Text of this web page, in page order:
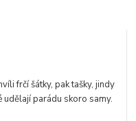
frčí šátky, pak tašky, jindy
parádu skoro samy.